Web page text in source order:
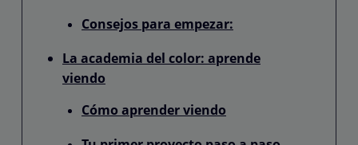
Consejos para empezar:
La academia del color: aprende
viendo
Cómo aprender viendo